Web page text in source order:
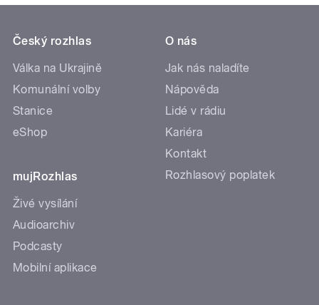
Český rozhlas
Válka na Ukrajině
Komunální volby
Stanice
eShop
mujRozhlas
Živé vysílání
Audioarchiv
Podcasty
Mobilní aplikace
O nás
Jak nás naladíte
Nápověda
Lidé v rádiu
Kariéra
Kontakt
Rozhlasový poplatek